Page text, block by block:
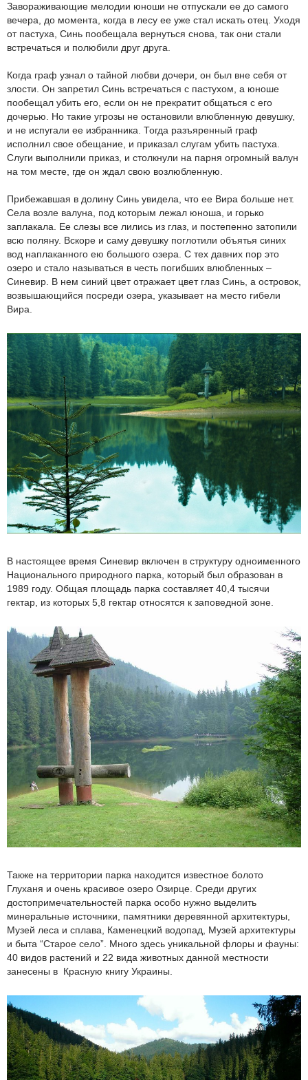
Завораживающие мелодии юноши не отпускали ее до самого
вечера, до момента, когда в лесу ее уже стал искать отец. Уходя
от пастуха, Синь пообещала вернуться снова, так они стали
встречаться и полюбили друг друга.
Когда граф узнал о тайной любви дочери, он был вне себя от
злости. Он запретил Синь встречаться с пастухом, а юноше
пообещал убить его, если он не прекратит общаться с его
дочерью. Но такие угрозы не остановили влюбленную девушку,
и не испугали ее избранника. Тогда разъяренный граф
исполнил свое обещание, и приказал слугам убить пастуха.
Слуги выполнили приказ, и столкнули на парня огромный валун
на том месте, где он ждал свою возлюбленную.
Прибежавшая в долину Синь увидела, что ее Вира больше нет.
Села возле валуна, под которым лежал юноша, и горько
заплакала. Ее слезы все лились из глаз, и постепенно затопили
всю поляну. Вскоре и саму девушку поглотили объятья синих
вод наплаканного ею большого озера. С тех давних пор это
озеро и стало называться в честь погибших влюбленных –
Синевир. В нем синий цвет отражает цвет глаз Синь, а островок,
возвышающийся посреди озера, указывает на место гибели
Вира.
В настоящее время Синевир включен в структуру одноименного
Национального природного парка, который был образован в
1989 году. Общая площадь парка составляет 40,4 тысячи
гектар, из которых 5,8 гектар относятся к заповедной зоне.
Также на территории парка находится известное болото
Глуханя и очень красивое озеро Озирце. Среди других
достопримечательностей парка особо нужно выделить
минеральные источники, памятники деревянной архитектуры,
Музей леса и сплава, Каменецкий водопад, Музей архитектуры
и быта “Старое село”. Много здесь уникальной флоры и фауны:
40 видов растений и 22 вида животных данной местности
занесены в Красную книгу Украины.